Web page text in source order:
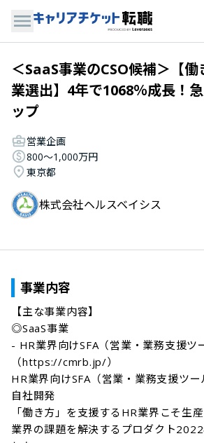
＜SaaS事業のCSO候補＞【
業選出】4年で1068％成長！
ップ
営業企画
800〜1,000万円
東京都
株式会社ヘルスベイシス
事業内容
【主な事業内容】
◎SaaS事業
- HR業界向けSFA（営業・業務支援ツ
（https://cmrb.jp/）
HR業界向けSFA（営業・業務支援ツ
自社開発
「働き方」を支援するHR業界こそ生
業界の課題を解決するプロダクト